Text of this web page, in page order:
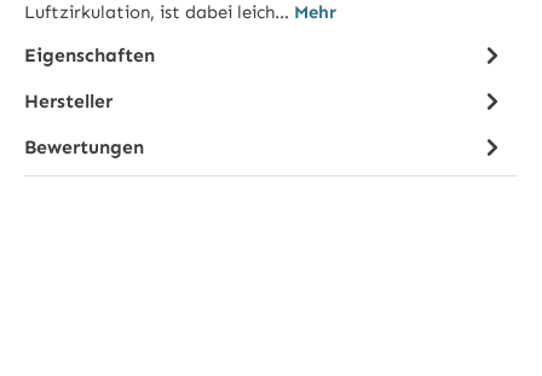
Luftzirkulation, ist dabei leich… Mehr
Eigenschaften
Hersteller
Bewertungen